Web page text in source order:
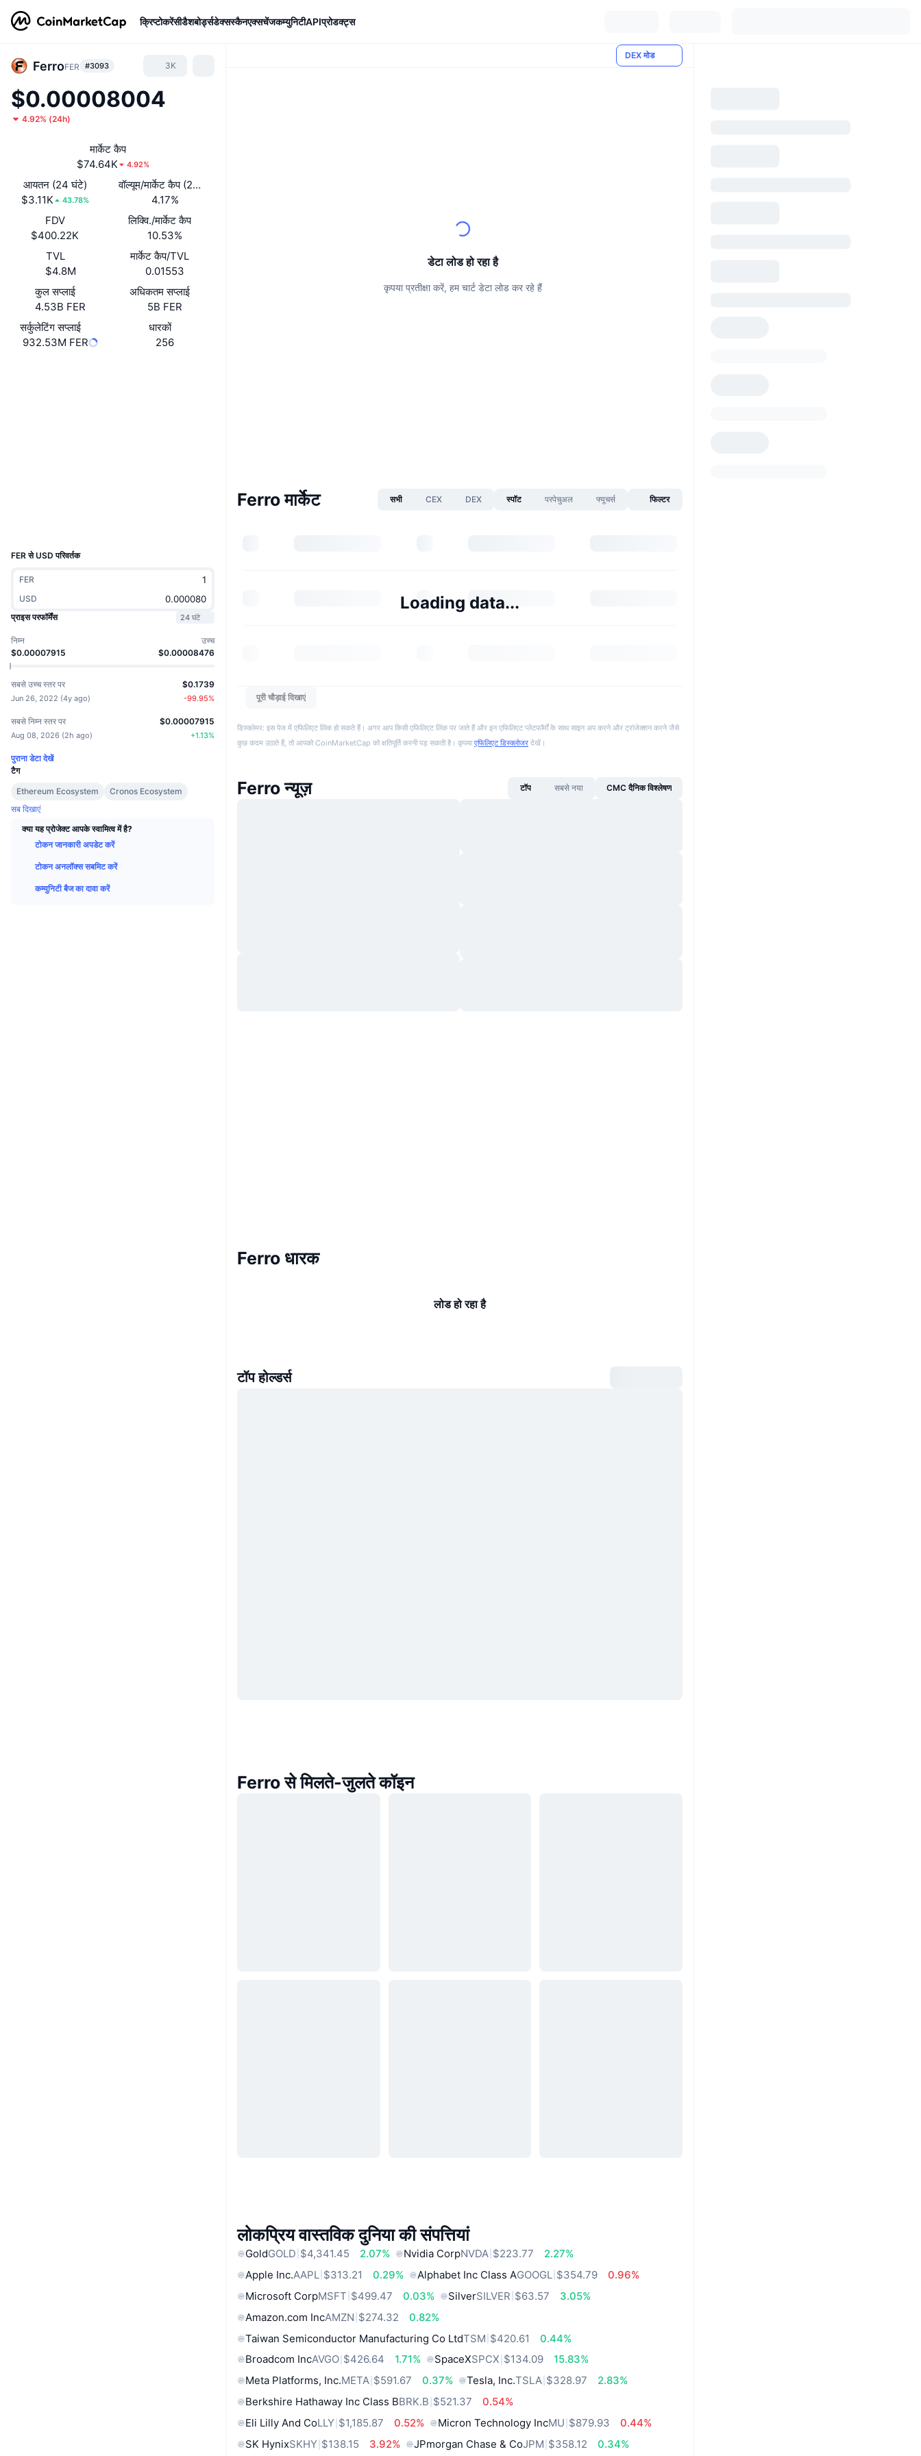
क्रिप्टोकरेंसीडैशबोर्ड्सडेक्सस्कैनएक्सचेंजकम्युनिटीAPIप्रोडक्ट्स
FerroFER #3093 3K
$0.00008004
4.92% (24h)
मार्केट कैप
$74.64K
4.92%
आयतन (24 घंटे)
$3.11K
43.78%
वॉल्यूम/मार्केट कैप (24 घंटे)
4.17%
FDV
$400.22K
लिक्वि./मार्केट कैप
10.53%
TVL
$4.8M
मार्केट कैप/TVL
0.01553
कुल सप्लाई
4.53B FER
अधिकतम सप्लाई
5B FER
सर्कुलेटिंग सप्लाई
932.53M FER
धारकों
256
FER से USD परिवर्तक
FER
USD
प्राइस परफॉर्मेंस
24 घंटे
निम्न
$0.00007915
उच्च
$0.00008476
सबसे उच्च स्तर पर
Jun 26, 2022 (4y ago)
$0.1739
-99.95%
सबसे निम्न स्तर पर
Aug 08, 2026 (2h ago)
$0.00007915
+1.13%
पुराना डेटा देखें
टैग
Ethereum Ecosystem
Cronos Ecosystem
सब दिखाएं
क्या यह प्रोजेक्ट आपके स्वामित्व में है?
टोकन जानकारी अपडेट करें
टोकन अनलॉक्स सबमिट करें
कम्युनिटी बैज का दावा करें
DEX मोड
डेटा लोड हो रहा है
कृपया प्रतीक्षा करें, हम चार्ट डेटा लोड कर रहे हैं
Ferro मार्केट सभी CEX DEX स्पॉट परपेचुअल फ्यूचर्स फिल्टर
Loading data...
पूरी चौड़ाई दिखाएं
डिस्क्लेमर: इस पेज में एफिलिएट लिंक हो सकते हैं। अगर आप किसी एफिलिएट लिंक पर जाते हैं और इन एफिलिएट प्लेटफॉर्मों के साथ साइन अप करने और ट्रांजेक्शन करने जैसे
कुछ कदम उठाते हैं, तो आपको CoinMarketCap को क्षतिपूर्ति करनी पड़ सकती है। कृपयाएफिलिएट डिस्क्लोजर देखें।
Ferro न्यूज़ टॉप सबसे नया CMC दैनिक विश्लेषण
Ferro धारक
लोड हो रहा है
टॉप होल्डर्स
Ferro से मिलते-जुलते कॉइन
लोकप्रिय वास्तविक दुनिया की संपत्तियां
GoldGOLD $4,341.45 2.07% Nvidia CorpNVDA $223.77
2.27%
Apple Inc.AAPL $313.21 0.29% Alphabet Inc Class AGOOGL $354.79
0.96%
Microsoft CorpMSFT $499.47 0.03% SilverSILVER $63.57
3.05%
Amazon.com IncAMZN $274.32
0.82%
Taiwan Semiconductor Manufacturing Co LtdTSM $420.61
0.44%
Broadcom IncAVGO $426.64 1.71% SpaceXSPCX $134.09
15.83%
Meta Platforms, Inc.META $591.67 0.37% Tesla, Inc.TSLA $328.97
2.83%
Berkshire Hathaway Inc Class BBRK.B $521.37
0.54%
Eli Lilly And CoLLY $1,185.87 0.52% Micron Technology IncMU $879.93
0.44%
SK HynixSKHY $138.15 3.92% JPmorgan Chase & CoJPM $358.12 0.34%